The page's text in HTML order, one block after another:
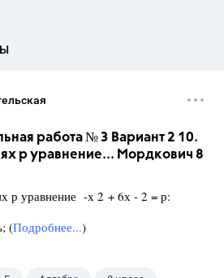
работа № 3 Вариант 2 10.
р уравнение... Мордкович 8
р уравнение -х 2 + 6х - 2 = р:
(Подробнее...)